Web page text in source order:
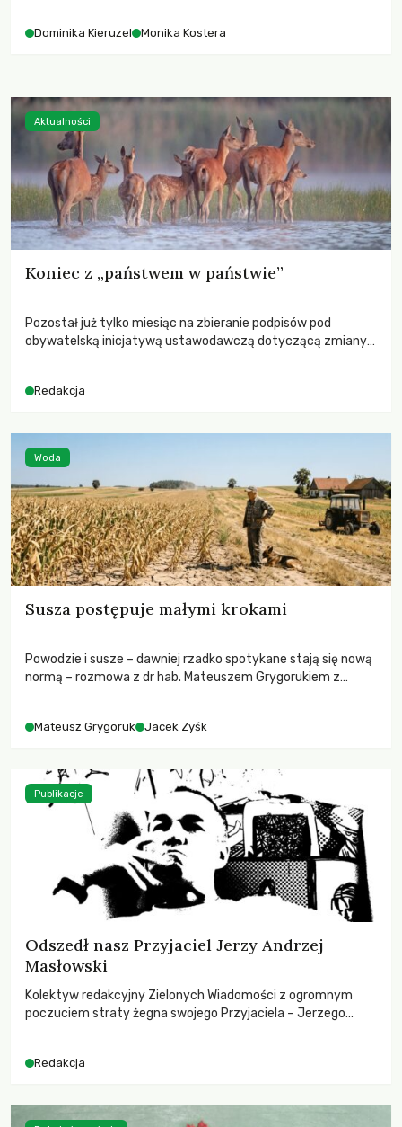
Dominika Kieruzel Monika Kostera
Koniec z „państwem w państwie”
Pozostał już tylko miesiąc na zbieranie podpisów pod
obywatelską inicjatywą ustawodawczą dotyczącą zmiany
niezwykle korzystne rozwiązania dla przyrody i zwierząt,
funkcjonowania łowiectwa w Polsce.
Redakcja
Aktualności
Susza postępuje małymi krokami
Powodzie i susze – dawniej rzadko spotykane stają się nową
normą – rozmowa z dr hab. Mateuszem Grygorukiem z
Mateusz Grygoruk Jacek Zyśk
Woda
Odszedł nasz Przyjaciel Jerzy Andrzej
Masłowski
Kolektyw redakcyjny Zielonych Wiadomości z ogromnym
poczuciem straty żegna swojego Przyjaciela – Jerzego
Redakcja
Publikacje